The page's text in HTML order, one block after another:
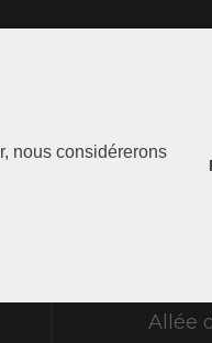
nous considérerons
Allée